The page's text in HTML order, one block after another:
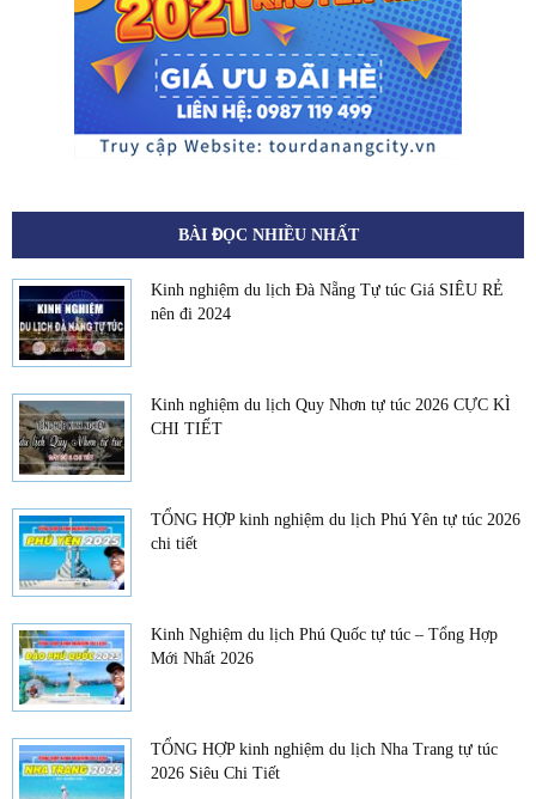
BÀI ĐỌC NHIỀU NHẤT
Kinh nghiệm du lịch Đà Nẵng Tự túc Giá SIÊU RẺ
nên đi 2024
Kinh nghiệm du lịch Quy Nhơn tự túc 2026 CỰC KÌ
CHI TIẾT
TỔNG HỢP kinh nghiệm du lịch Phú Yên tự túc 2026
chi tiết
Kinh Nghiệm du lịch Phú Quốc tự túc – Tổng Hợp
Mới Nhất 2026
TỔNG HỢP kinh nghiệm du lịch Nha Trang tự túc
2026 Siêu Chi Tiết